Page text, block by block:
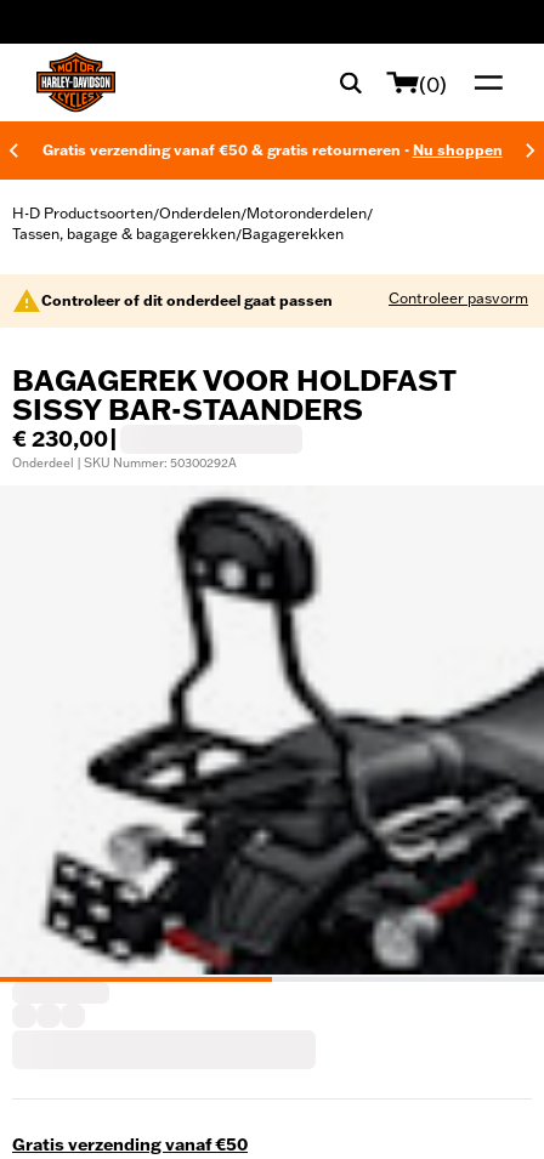
(0)
Gratis verzending vanaf €50 & gratis retourneren - Nu shoppen
H-D Productsoorten/Onderdelen/Motoronderdelen/
Tassen, bagage & bagagerekken/Bagagerekken
Controleer of dit onderdeel gaat passen Controleer pasvorm
BAGAGEREK VOOR HOLDFAST
SISSY BAR-STAANDERS
€ 230,00
Onderdeel | SKU Nummer: 50300292A
Gratis verzending vanaf €50